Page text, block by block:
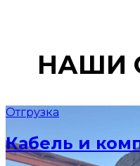
НАШИ
Отгрузка
Кабель и